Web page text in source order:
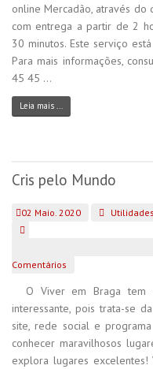
online Mercadão, através
com entrega a partir de 2
30 minutos. Este serviço
Para mais informações,
45 45 ...
Leia mais ...
Cris pelo Mundo
02 Maio. 2020 Utilidades
Comentários
O Viver em Braga tem
interessante, pois trata-se
site, rede social e
conhecer maravilhosos
explora lugares